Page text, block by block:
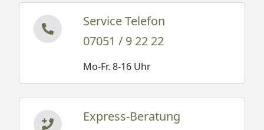
Service Telefon
07051 / 9 22 22
Mo-Fr. 8-16 Uhr
Express-Beratung